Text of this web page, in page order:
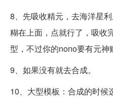
8、先吸收精元，去海洋星
糊在上面，点就行了，吸收
型，不过你的nono要有元神
9、如果没有就去合成。
10、大型模板：合成的时候